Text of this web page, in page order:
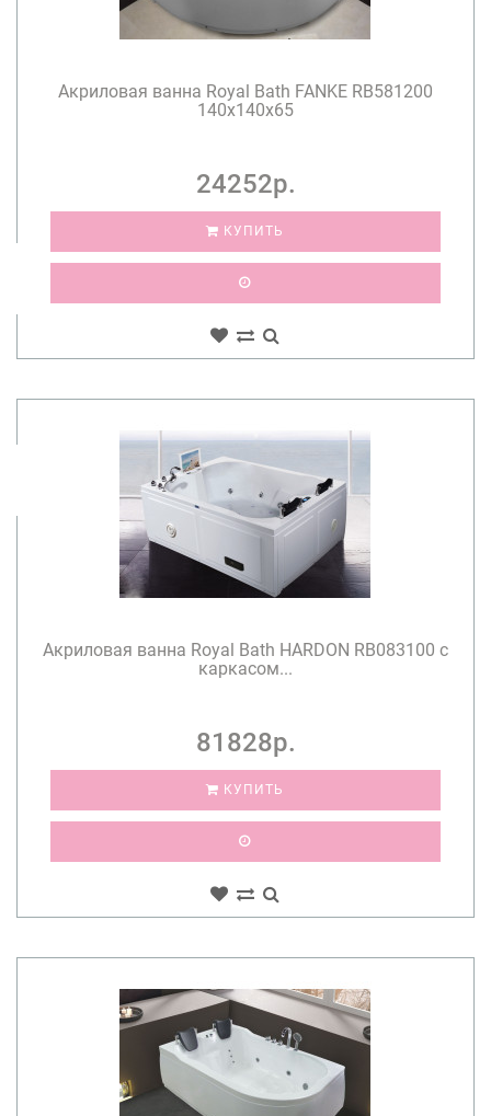
Акриловая ванна Royal Bath FANKE RB581200
140x140x65
24252р.
КУПИТЬ
Акриловая ванна Royal Bath HARDON RB083100 с
каркасом...
81828р.
КУПИТЬ